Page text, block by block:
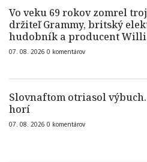
Vo veku 69 rokov zomrel
držiteľ Grammy, britský
hudobník a producent
07. 08. 2026 0 komentárov
Slovnaftom otriasol
horí
07. 08. 2026 0 komentárov